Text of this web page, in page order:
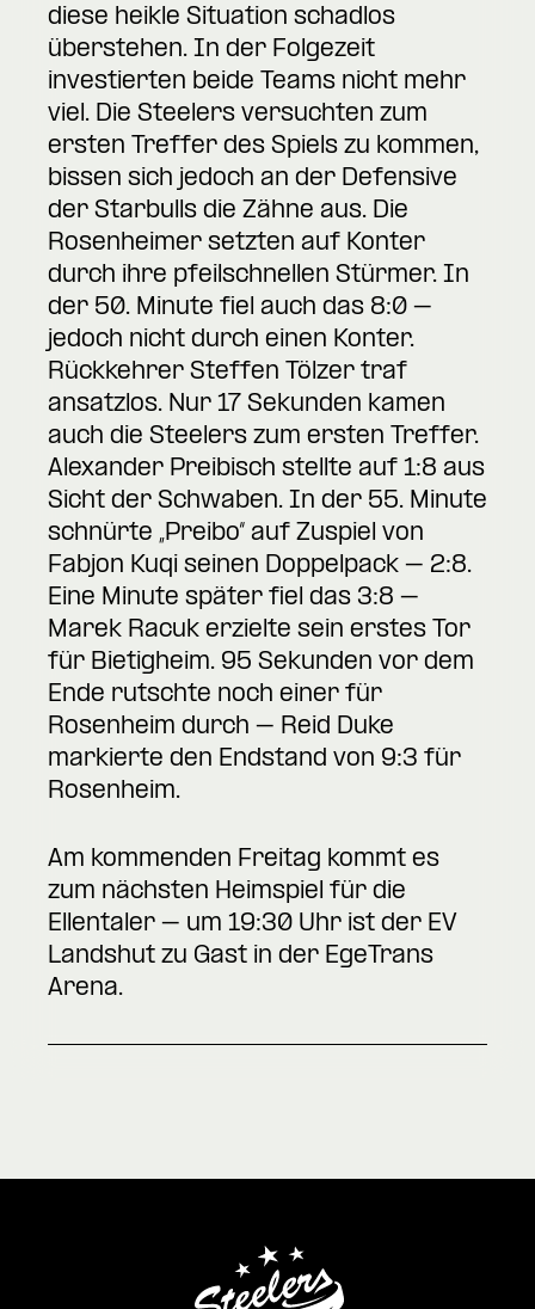
diese heikle Situation schadlos
überstehen. In der Folgezeit
investierten beide Teams nicht mehr
viel. Die Steelers versuchten zum
ersten Treffer des Spiels zu kommen,
bissen sich jedoch an der Defensive
der Starbulls die Zähne aus. Die
Rosenheimer setzten auf Konter
durch ihre pfeilschnellen Stürmer. In
der 50. Minute fiel auch das 8:0 –
jedoch nicht durch einen Konter.
Rückkehrer Steffen Tölzer traf
ansatzlos. Nur 17 Sekunden kamen
auch die Steelers zum ersten Treffer.
Alexander Preibisch stellte auf 1:8 aus
Sicht der Schwaben. In der 55. Minute
schnürte „Preibo“ auf Zuspiel von
Fabjon Kuqi seinen Doppelpack – 2:8.
Eine Minute später fiel das 3:8 –
Marek Racuk erzielte sein erstes Tor
für Bietigheim. 95 Sekunden vor dem
Ende rutschte noch einer für
Rosenheim durch – Reid Duke
markierte den Endstand von 9:3 für
Rosenheim.
Am kommenden Freitag kommt es
zum nächsten Heimspiel für die
Ellentaler – um 19:30 Uhr ist der EV
Landshut zu Gast in der EgeTrans
Arena.